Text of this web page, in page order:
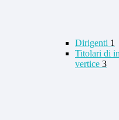
Dirigenti 1
Titolari di
vertice 3